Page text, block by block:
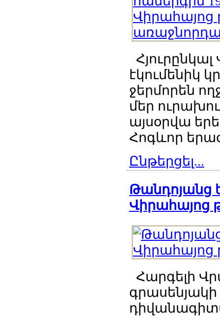
էկումենիկ
ջերմորեն
մեր
այսօրվա
Հոգևոր
Ընթերցել...
Թանդոյանց
Վիրահայոց
Հարգելի
գրասենյակի